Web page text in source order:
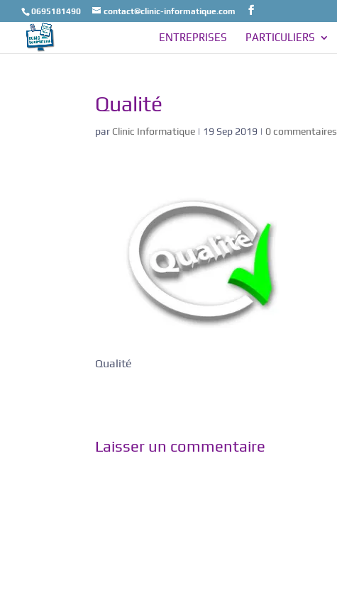
0695181490 contact@clinic-informatique.com
ENTREPRISES PARTICULIERS
Qualité
par Clinic Informatique | 19 Sep 2019 | 0 commentaires
Qualité
Laisser un commentaire